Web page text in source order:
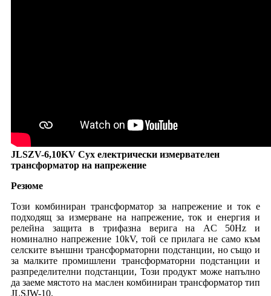
JLSZV-6,10KV Сух електрически измервателен
трансформатор на напрежение
Резюме
Този комбиниран трансформатор за напрежение и ток е
подходящ за измерване на напрежение, ток и енергия и
релейна защита в трифазна верига на AC 50Hz и
номинално напрежение 10kV, той се прилага не само към
селските външни трансформаторни подстанции, но също и
за малките промишлени трансформаторни подстанции и
разпределителни подстанции, Този продукт може напълно
да заеме мястото на маслен комбиниран трансформатор тип
JLSJW-10.